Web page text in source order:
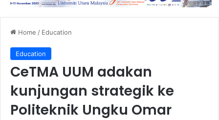
Home / Education
Education
CeTMA UUM adakan
kunjungan strategik ke
Politeknik Ungku Omar